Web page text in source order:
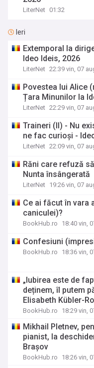
LiterNet 01:32
Ieri
Extemporal la
Ideo Ideis, 2026
LiterNet 22:39 vin, 07
Povestea lui Alice
Țara Minunilor la
LiterNet 22:29 vin, 07
Traineri (II) - Nu
ne fac curioși -
LiterNet 22:09 vin, 07
Răni care refuză
Nunta însângerată
LiterNet 19:26 vin, 07
Ce ai făcut în vara
caniculei)?
BookHub.ro 18:40 vin,
Confesiuni
BookHub.ro 18:36 vin,
„Iubirea este de
deținem, îl putem
Elisabeth Kübler-
BookHub.ro 18:29 vin,
Mikhail Pletnev,
pianist, la
Brașov
BookHub.ro 18:26 vin,